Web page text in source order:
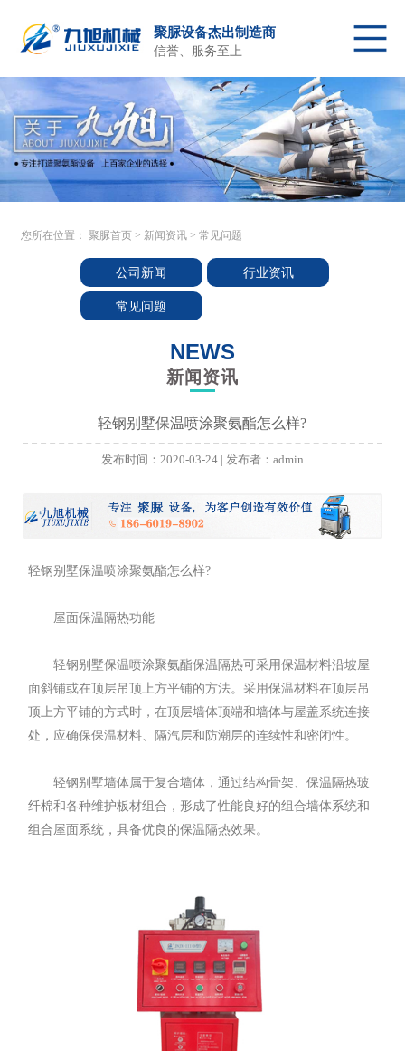
聚脲设备杰出制造商
信誉、服务至上
聚脲首页 聚脲喷涂设备 配件及原料
关于我们 产品中心 客户施工
新闻资讯 售后服务 联系我们
您所在位置： 聚脲首页> 新闻资讯> 常见问题
公司新闻 行业资讯
常见问题
NEWS
新闻资讯
轻钢别墅保温喷涂聚氨酯怎么样?
发布时间：2020-03-24 | 发布者：admin
轻钢别墅保温喷涂聚氨酯怎么样?
屋面保温隔热功能
轻钢别墅保温喷涂聚氨酯保温隔热可采用保温材料沿坡屋
面斜铺或在顶层吊顶上方平铺的方法。采用保温材料在顶层吊
顶上方平铺的方式时，在顶层墙体顶端和墙体与屋盖系统连接
处，应确保保温材料、隔汽层和防潮层的连续性和密闭性。
轻钢别墅墙体属于复合墙体，通过结构骨架、保温隔热玻
纤棉和各种维护板材组合，形成了性能良好的组合墙体系统和
组合屋面系统，具备优良的保温隔热效果。